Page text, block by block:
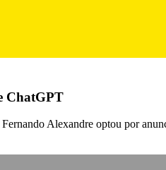
ChatGPT
Alexandre optou por